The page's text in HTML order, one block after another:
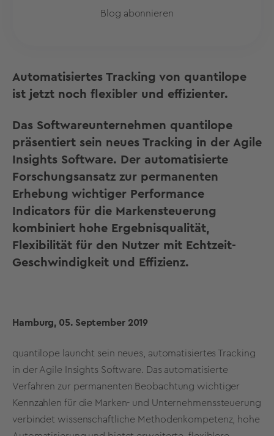
Blog abonnieren
Automatisiertes Tracking von quantilope
ist jetzt noch flexibler und effizienter.
Das Softwareunternehmen quantilope
präsentiert sein neues Tracking in der Agile
Insights Software. Der automatisierte
Forschungsansatz zur permanenten
Erhebung wichtiger Performance
Indicators für die Markensteuerung
kombiniert hohe Ergebnisqualität,
Flexibilität für den Nutzer mit Echtzeit-
Geschwindigkeit und Effizienz.
Hamburg, 05. September 2019
quantilope launcht sein neues, automatisiertes Tracking
in der Agile Insights Software. Das automatisierte
Verfahren zur permanenten Beobachtung wichtiger
Kennzahlen für die Marken- und Unternehmenssteuerung
verbindet wissenschaftliche Methodenkompetenz, hohe